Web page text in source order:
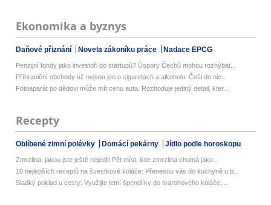
Ekonomika a byznys
Daňové přiznání Novela zákoníku práce Nadace EPCG
Penzijní fondy jako investoři do startupů? Úspory Čechů mohou rozhýbat...
Příhraniční obchody už nejsou jen o cigaretách a alkoholu. Češi do nic...
Fotoaparát po dědovi může mít cenu auta. Rozhoduje jediný detail, kter...
Recepty
Oblíbené zimní polévky Domácí pekárny Jídlo podle horoskopu
Zmrzlina, jakou jste ještě nejedli! Pět míst, kde zmrzlina chutná jako...
10 nejlepších receptů na švestkové koláče: Přenesou vás do kuchyně u b...
Sladký poklad u cesty: Využijte letní špendlíky do tvarohového koláče,...